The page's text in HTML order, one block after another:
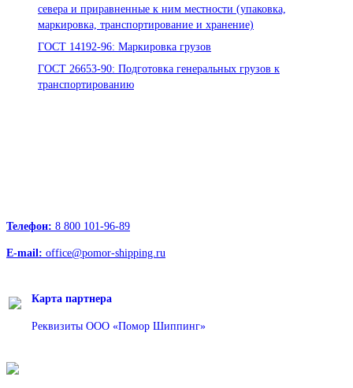
севера и приравненные к ним местности (упаковка,
маркировка, транспортирование и хранение)
ГОСТ 14192-96: Маркировка грузов
ГОСТ 26653-90: Подготовка генеральных грузов к
транспортированию
Телефон: 8 800 101-96-89
E-mail: office@pomor-shipping.ru
Карта партнера
Реквизиты ООО «Помор Шиппинг»